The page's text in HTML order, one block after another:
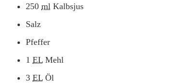
250 ml Kalbsjus
Salz
Pfeffer
1 EL Mehl
3 EL Öl